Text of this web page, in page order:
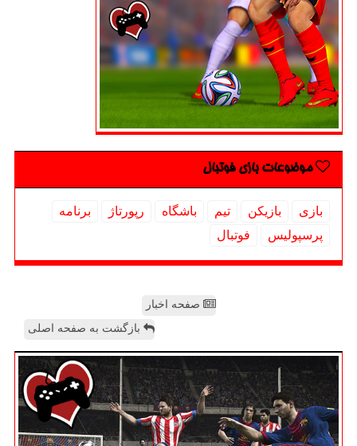
موضوعات بازی فوتبال
بازی بازیكن تیم باشگاه رپورتاژ
برنامه
پرسپولیس
فوتبال
صفحه اخبار
بازگشت به صفحه اصلی